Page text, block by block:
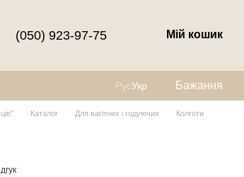
(050) 923-97-75 Мій кошик
РусУкр Бажання
Каталог Для вагітних і годуючих
Колготи